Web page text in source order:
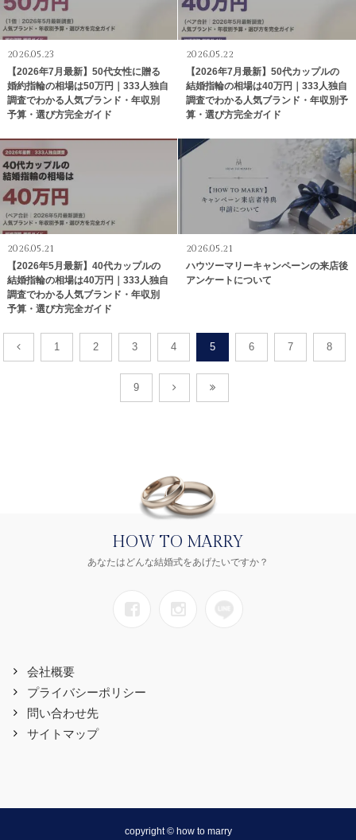
2026.05.23
【2026年7月最新】50代女性に贈る
婚約指輪の相場は50万円｜333人独自
調査でわかる人気ブランド・年収別
予算・選び方完全ガイド
2026.05.22
【2026年7月最新】50代カップルの
結婚指輪の相場は40万円｜333人独自
調査でわかる人気ブランド・年収別予
算・選び方完全ガイド
2026.05.21
【2026年5月最新】40代カップルの
結婚指輪の相場は40万円｜333人独自
調査でわかる人気ブランド・年収別
予算・選び方完全ガイド
2026.05.21
ハウツーマリーキャンペーンの来店後
アンケートについて
1 2 3 4 5 6 7 8
9
HOW TO MARRY
あなたはどんな結婚式をあげたいですか？
会社概要
プライバシーポリシー
問い合わせ先
サイトマップ
copyright © how to marry